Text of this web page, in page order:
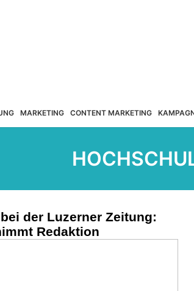
MARKETING CONTENT MARKETING
der Luzerner Zeitung:
Redaktion